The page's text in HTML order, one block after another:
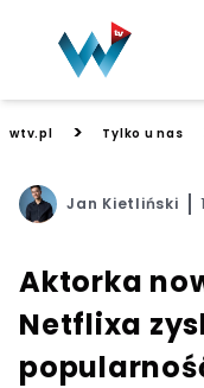
wtv.pl > Tylko u nas
Jan Kietliński
Aktorka
Netflixa